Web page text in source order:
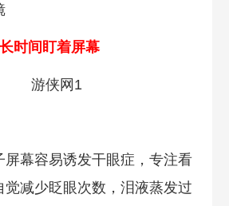
长时间盯着屏幕
屏幕容易诱发干眼症，专注看
觉减少眨眼次数，泪液蒸发过